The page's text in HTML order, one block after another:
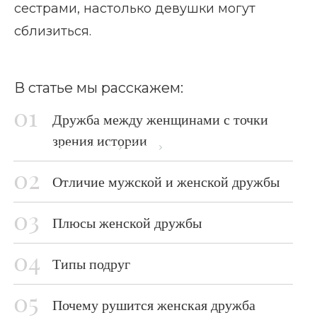
Главная страница Блог
сестрами, настолько девушки могут
сблизиться.
В статье мы расскажем:
Дружба между женщинами с точки
зрения истории
Отличие мужской и женской дружбы
Плюсы женской дружбы
Типы подруг
Почему рушится женская дружба